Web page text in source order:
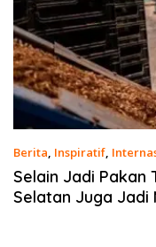
Berita, Inspiratif,
September 2021
Selain Jadi Pakan
Selatan Juga Jadi